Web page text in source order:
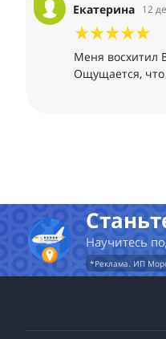
Екатерина 12
Меня восхитил
Ощущается, что
Научитесь
*Реклама. ИП